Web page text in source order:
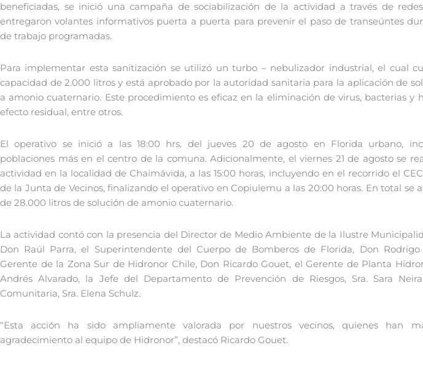
beneficiadas, se inició una campaña de sociabilización de la actividad a través de
entregaron volantes informativos puerta a puerta para prevenir el paso de transeúntes
de trabajo programadas.
Para implementar esta sanitización se utilizó un turbo – nebulizador industrial, el cual
capacidad de 2.000 litros y está aprobado por la autoridad sanitaria para la aplicación de
a amonio cuaternario. Este procedimiento es eficaz en la eliminación de virus, bacterias y
efecto residual, entre otros.
El operativo se inició a las 18:00 hrs. del jueves 20 de agosto en Florida urbano,
poblaciones más en el centro de la comuna. Adicionalmente, el viernes 21 de agosto se
actividad en la localidad de Chaimávida, a las 15:00 horas, incluyendo en el recorrido el
de la Junta de Vecinos, finalizando el operativo en Copiulemu a las 20:00 horas. En total se
de 28.000 litros de solución de amonio cuaternario.
La actividad contó con la presencia del Director de Medio Ambiente de la Ilustre
Don Raúl Parra, el Superintendente del Cuerpo de Bomberos de Florida, Don Rodrigo
Gerente de la Zona Sur de Hidronor Chile, Don Ricardo Gouet, el Gerente de Planta
Andrés Alvarado, la Jefe del Departamento de Prevención de Riesgos, Sra. Sara
Comunitaria, Sra. Elena Schulz.
“Esta acción ha sido ampliamente valorada por nuestros vecinos, quienes han
agradecimiento al equipo de Hidronor”, destacó Ricardo Gouet.